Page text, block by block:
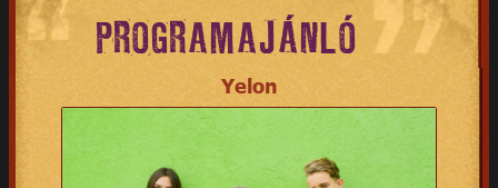
PROGRAMAJÁNLÓ
Yelon